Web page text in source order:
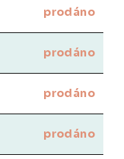
prodáno
prodáno
prodáno
prodáno